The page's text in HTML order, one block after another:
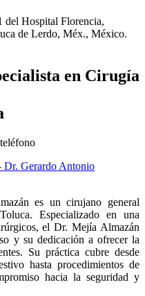
del Hospital Florencia,
de Lerdo, Méx., México.
en Cirugía
es un cirujano general
Especializado en una
el Dr. Mejía Almazán
y su dedicación a ofrecer la
Su práctica cubre desde
hasta procedimientos de
hacia la seguridad y